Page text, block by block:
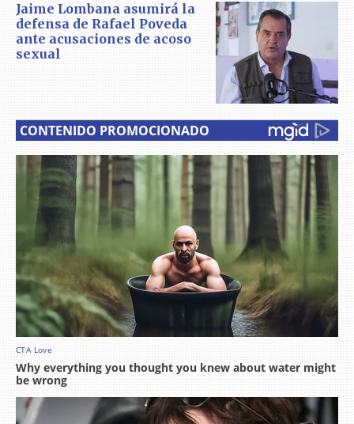
Jaime Lombana asumirá la
defensa de Rafael Poveda
ante acusaciones de acoso
sexual